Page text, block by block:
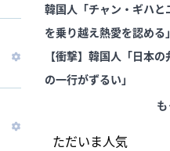
ぞ」
韓国人「チャン・ギハ
を乗り越え熱愛を認め
ど…」
【衝撃】韓国人「日本
の一行がずるい」
ただいま人気